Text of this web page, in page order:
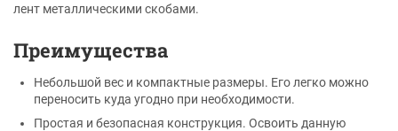
лент металлическими скобами.
Преимущества
Небольшой вес и компактные размеры. Его легко можно
переносить куда угодно при необходимости.
Простая и безопасная конструкция. Освоить данную